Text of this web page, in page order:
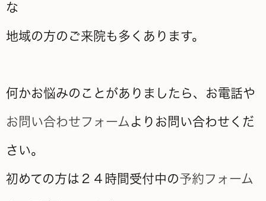
な
地域の方のご来院も多くあります。
何かお悩みのことがありましたら、お電話や
お問い合わせフォームよりお問い合わせくだ
さい。
初めての方は２４時間受付中の予約フォーム